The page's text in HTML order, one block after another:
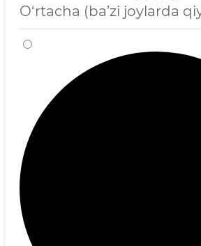
O‘rtacha (ba’zi joylarda